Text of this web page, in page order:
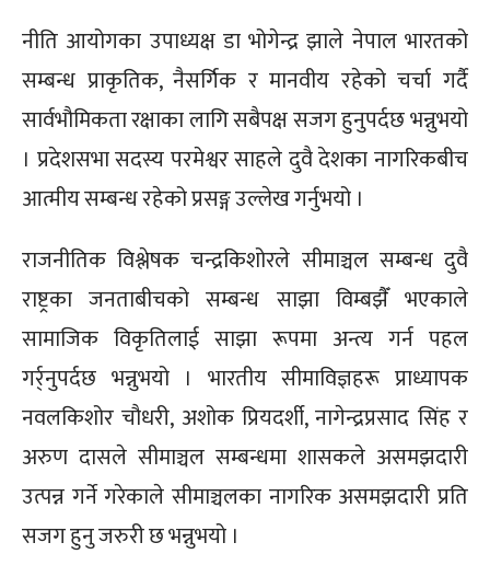
नीति आयोगका उपाध्यक्ष डा भोगेन्द्र झाले नेपाल भारतको
सम्बन्ध प्राकृतिक, नैसर्गिक र मानवीय रहेको चर्चा गर्दै
सार्वभौमिकता रक्षाका लागि सबैपक्ष सजग हुनुपर्दछ भन्नुभयो
। प्रदेशसभा सदस्य परमेश्वर साहले दुवै देशका नागरिकबीच
आत्मीय सम्बन्ध रहेको प्रसङ्ग उल्लेख गर्नुभयो ।
राजनीतिक विश्लेषक चन्द्रकिशोरले सीमाञ्चल सम्बन्ध दुवै
राष्ट्रका जनताबीचको सम्बन्ध साझा विम्बझैँ भएकाले
सामाजिक विकृतिलाई साझा रूपमा अन्त्य गर्न पहल
गर्र्नुपर्दछ भन्नुभयो । भारतीय सीमाविज्ञहरू प्राध्यापक
नवलकिशोर चौधरी, अशोक प्रियदर्शी, नागेन्द्रप्रसाद सिंह र
अरुण दासले सीमाञ्चल सम्बन्धमा शासकले असमझदारी
उत्पन्न गर्ने गरेकाले सीमाञ्चलका नागरिक असमझदारी प्रति
सजग हुनु जरुरी छ भन्नुभयो ।